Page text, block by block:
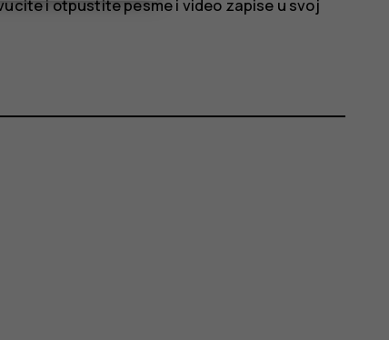
i otpustite pesme i video zapise u svoj